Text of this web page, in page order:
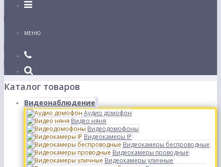
Каталог
МЕНЮ
Каталог товаров
Видеонаблюдение
Аудио домофон
Видео няня
Видеодомофоны
Видеокамеры IP
Видеокамеры беспроводные
Видеокамеры проводные
Видеокамеры уличные